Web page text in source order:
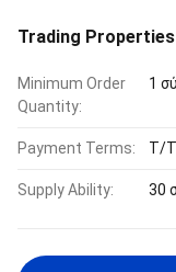
Trading Properties
Minimum Order
Quantity:
1
Payment Terms: Τ/Τ
Supply Ability: 30